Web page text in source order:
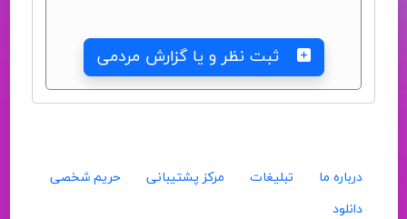
ثبت نظر و یا گزارش مردمی
درباره ما تبلیغات مرکز پشتیبانی
حریم شخصی
دانلود